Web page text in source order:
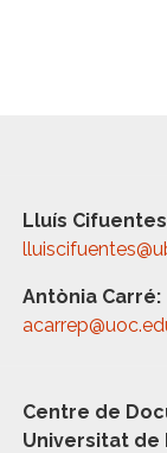
Lluís
Antònia Carré:
Centre de
Universitat de